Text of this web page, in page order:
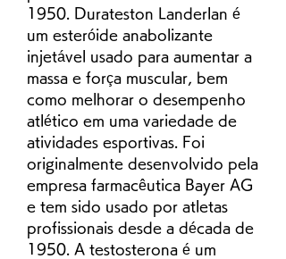
1950. Durateston Landerlan é
um esteróide anabolizante
injetável usado para aumentar a
massa e força muscular, bem
como melhorar o desempenho
atlético em uma variedade de
atividades esportivas. Foi
originalmente desenvolvido pela
empresa farmacêutica Bayer AG
e tem sido usado por atletas
profissionais desde a década de
1950. A testosterona é um